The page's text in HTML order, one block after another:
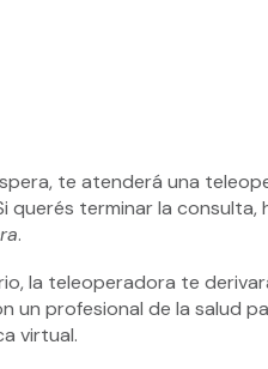
te atenderá una
querés terminar la consulta,
.
la teleoperadora te
un profesional de la salud
virtual.